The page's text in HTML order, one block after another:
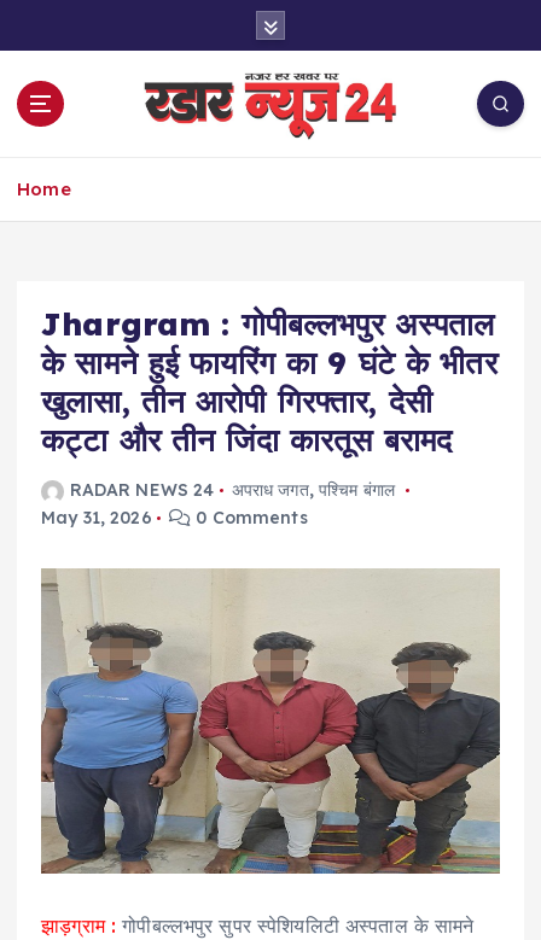
Home
Jhargram : गोपीबल्लभपुर अस्पताल
के सामने हुई फायरिंग का 9 घंटे के भीतर
खुलासा, तीन आरोपी गिरफ्तार, देसी
कट्टा और तीन जिंदा कारतूस बरामद
RADAR NEWS 24 अपराध जगत, पश्चिम बंगाल
May 31, 2026
0 Comments
झाड़ग्राम : गोपीबल्लभपुर सुपर स्पेशियलिटी अस्पताल के सामने